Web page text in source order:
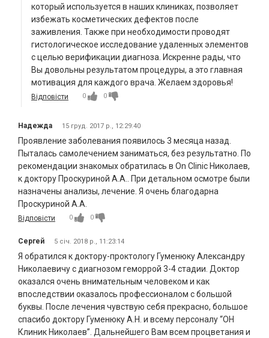
который используется в наших клиниках, позволяет
избежать косметических дефектов после
заживления. Также при необходимости проводят
гистологическое исследование удаленных элементов
с целью верификации диагноза. Искренне рады, что
Вы довольны результатом процедуры, а это главная
мотивация для каждого врача. Желаем здоровья!
Відповісти 0 0
Надежда 15 груд. 2017 р., 12:29:40
Проявление заболевания появилось 3 месяца назад.
Пыталась самолечением заниматься, без результатно. По
рекомендации знакомых обратилась в On Clinic Николаев,
к доктору Проскуриной А.А.. При детальном осмотре были
назначены анализы, лечение. Я очень благодарна
Проскуриной А.А.
Відповісти 0 0
Сергей 5 січ. 2018 р., 11:23:14
Я обратился к доктору-проктологу Гуменюку Александру
Николаевичу с диагнозом геморрой 3-4 стадии. Доктор
оказался очень внимательным человеком и как
впоследствии оказалось профессионалом с большой
буквы. После лечения чувствую себя прекрасно, большое
спасибо доктору Гуменюку А.Н. и всему персоналу “ОН
Клиник Николаев”. Дальнейшего Вам всем процветания и